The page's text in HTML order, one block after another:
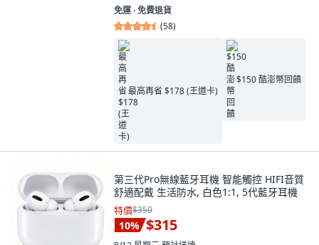
免運 ∙ 免費退貨
(58)
最高再省 $178 (王道卡)
$150 酷澎幣回饋
第三代Pro無線藍牙耳機 智能觸控 HIFI音質
舒適配戴 生活防水, 白色1:1, 5代藍牙耳機
特價$350
10% $315